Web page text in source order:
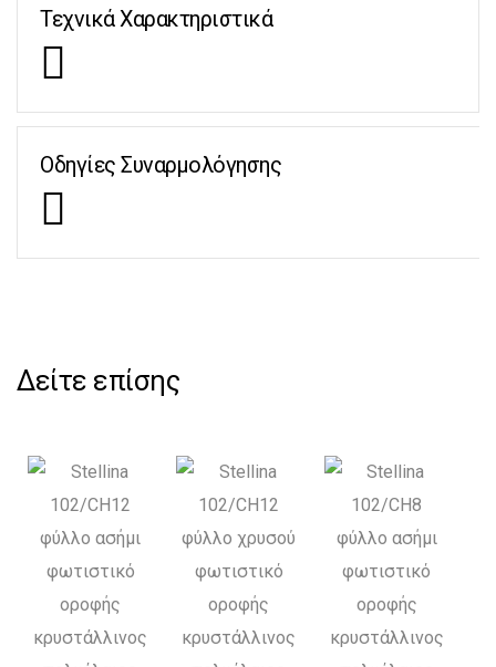
Τεχνικά Χαρακτηριστικά
Οδηγίες Συναρμολόγησης
Δείτε επίσης